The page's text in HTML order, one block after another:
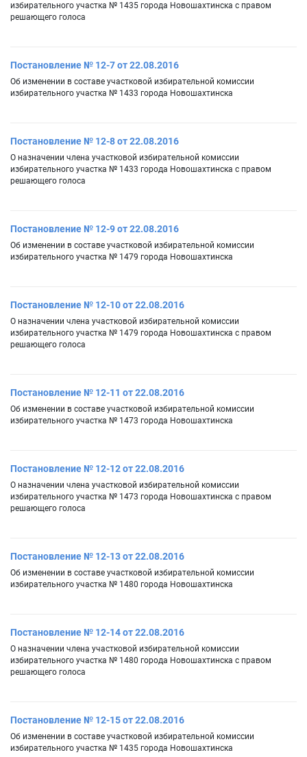
избирательного участка № 1435 города Новошахтинска с правом
решающего голоса
Постановление № 12-7 от 22.08.2016
Об изменении в составе участковой избирательной комиссии
избирательного участка № 1433 города Новошахтинска
Постановление № 12-8 от 22.08.2016
О назначении члена участковой избирательной комиссии
избирательного участка № 1433 города Новошахтинска с правом
решающего голоса
Постановление № 12-9 от 22.08.2016
Об изменении в составе участковой избирательной комиссии
избирательного участка № 1479 города Новошахтинска
Постановление № 12-10 от 22.08.2016
О назначении члена участковой избирательной комиссии
избирательного участка № 1479 города Новошахтинска с правом
решающего голоса
Постановление № 12-11 от 22.08.2016
Об изменении в составе участковой избирательной комиссии
избирательного участка № 1473 города Новошахтинска
Постановление № 12-12 от 22.08.2016
О назначении члена участковой избирательной комиссии
избирательного участка № 1473 города Новошахтинска с правом
решающего голоса
Постановление № 12-13 от 22.08.2016
Об изменении в составе участковой избирательной комиссии
избирательного участка № 1480 города Новошахтинска
Постановление № 12-14 от 22.08.2016
О назначении члена участковой избирательной комиссии
избирательного участка № 1480 города Новошахтинска с правом
решающего голоса
Постановление № 12-15 от 22.08.2016
Об изменении в составе участковой избирательной комиссии
избирательного участка № 1435 города Новошахтинска